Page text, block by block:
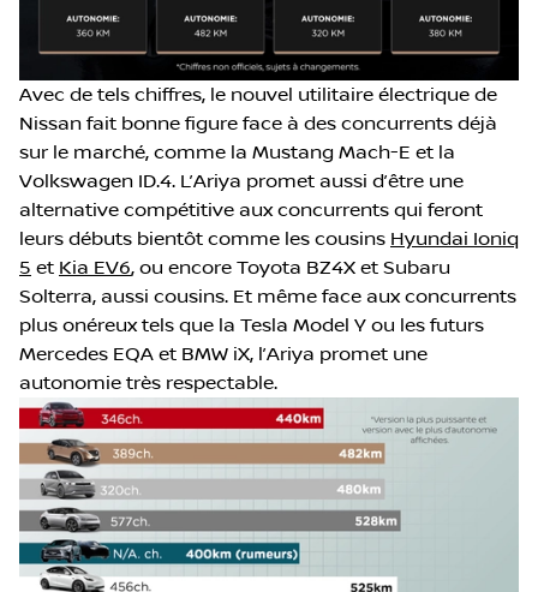
Avec de tels chiffres, le nouvel utilitaire électrique de
Nissan fait bonne figure face à des concurrents déjà
sur le marché, comme la Mustang Mach-E et la
Volkswagen ID.4. L’Ariya promet aussi d’être une
alternative compétitive aux concurrents qui feront
leurs débuts bientôt comme les cousins Hyundai Ioniq
5 et Kia EV6, ou encore Toyota BZ4X et Subaru
Solterra, aussi cousins. Et même face aux concurrents
plus onéreux tels que la Tesla Model Y ou les futurs
Mercedes EQA et BMW iX, l’Ariya promet une
autonomie très respectable.